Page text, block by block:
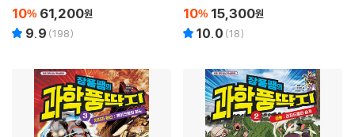
10% 61,200원
9.9 (198)
10% 15,300원
10.0 (18)